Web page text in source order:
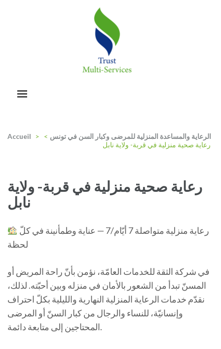
Accueil > الرعاية والمساعدة المنزلية للمرضى وكبار السن في تونس >
رعاية صحية منزلية في قربة- ولاية نابل
رعاية صحية منزلية في قربة- ولاية
نابل
لحظة
في شركة الثقة للخدمات العامّة، نؤمن بأنّ راحة المريض أو
المسنّ تبدأ من الشعور بالأمان في منزله وبين أحبّته. لذلك،
نقدّم خدمات الرعاية المنزلية النهارية والليلية بكلّ احتراف
وإنسانيّة، للنساء والرجال من كبار السنّ أو المرضى
المحتاجين إلى متابعة دائمة.